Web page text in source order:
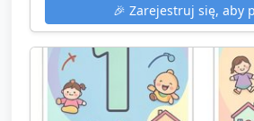
🎉 Zarejestruj się, aby